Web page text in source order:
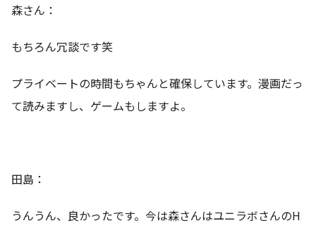
森さん：
もちろん冗談です笑
プライベートの時間もちゃんと確保しています。漫画だっ
て読みますし、ゲームもしますよ。
田島：
うんうん、良かったです。今は森さんはユニラボさんのH